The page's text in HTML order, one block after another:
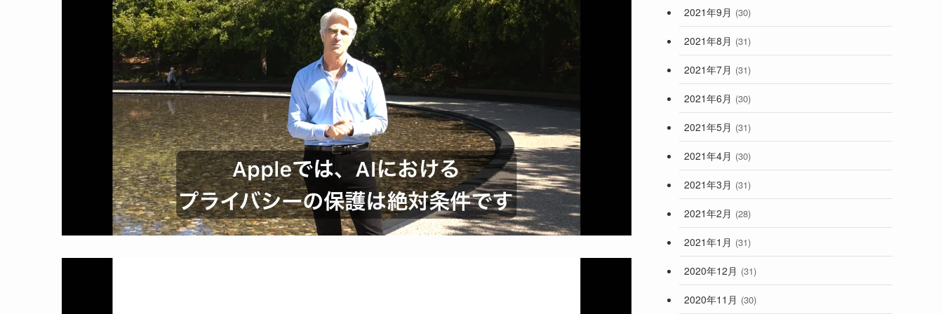
2021年9月 (30)
2021年8月 (31)
2021年7月 (31)
2021年6月 (30)
2021年5月 (31)
2021年4月 (30)
2021年3月 (31)
2021年2月 (28)
2021年1月 (31)
2020年12月 (31)
2020年11月 (30)